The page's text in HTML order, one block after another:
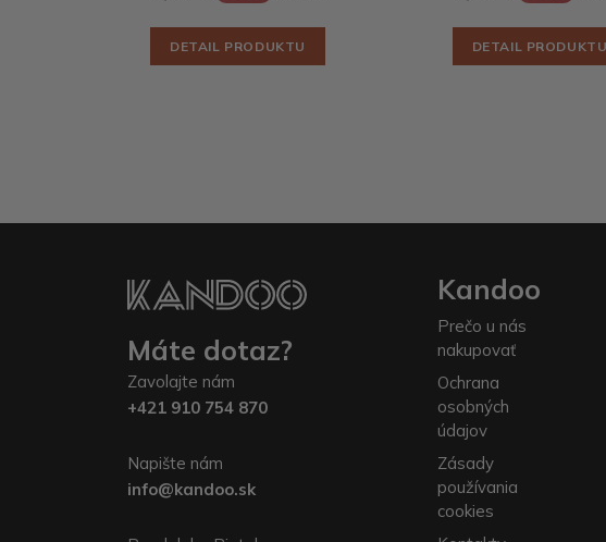
DETAIL PRODUKTU DETAIL PRODUKTU
Máte dotaz?
Zavolajte nám
+421 910 754 870
Napište nám
info@kandoo.sk
Kandoo
Prečo u nás
nakupovať
Ochrana
osobných
údajov
Zásady
používania
cookies